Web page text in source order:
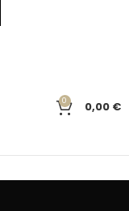
0 0,00 €